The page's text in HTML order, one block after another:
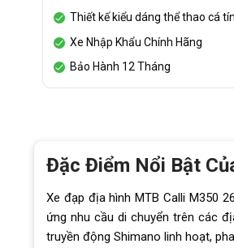
Thiết kế kiểu dáng thể thao cá
Xe Nhập Khẩu Chính Hãng
Bảo Hành 12 Tháng
Đặc Điểm Nổi Bật
Xe đạp địa hình MTB Calli M350
ứng nhu cầu di chuyển trên các
truyền động Shimano linh hoạt,